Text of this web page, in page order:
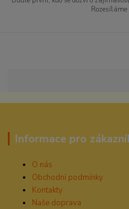
Informace pro
O nás
Obchodní podmínky
Kontakty
Naše doprava